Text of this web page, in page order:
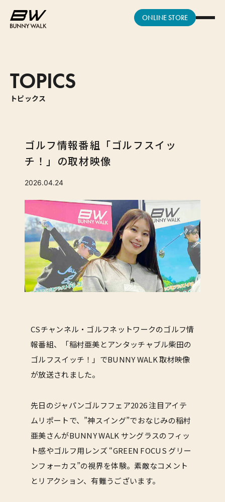
ONLINE STORE
TOPICS
トピックス
ゴルフ情報番組「ゴルフスイッ
チ！」の取材映像
2026.04.24
CSチャンネル・ゴルフネットワークのゴルフ情
報番組、「稲村亜美とアンタッチャブル柴田の
ゴルフスイッチ！」でBUNNY WALK 取材映像
が放送されました。
先日のジャパンゴルフフェア2026 注目アイテ
ムリポートで、”神スイング”でおなじみの稲村
亜美さんがBUNNY WALK サングラスのフィッ
ト感やゴルフ用レンズ “GREEN FOCUS グリー
ンフォーカス”の視界を体験。素敵なコメント
とリアクション、有難うございます。